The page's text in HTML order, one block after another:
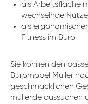
als Arbeitsfläche
wechselnde
als
Fitness im Büro
Sie können den
Büromöbel Müller
geschmacklichen
müller.de aussuchen